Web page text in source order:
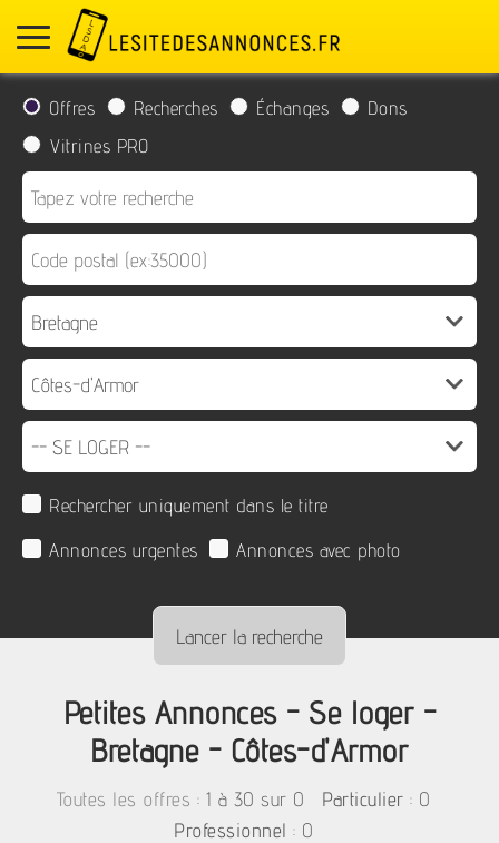
Offres Recherches Échanges
Dons
Vitrines PRO
Rechercher uniquement dans le titre
Annonces urgentes
Annonces avec photo
Petites Annonces - Se loger -
Bretagne - Côtes-d'Armor
Toutes les offres : 1 à 30 sur 0 Particulier : 0
Professionnel : 0